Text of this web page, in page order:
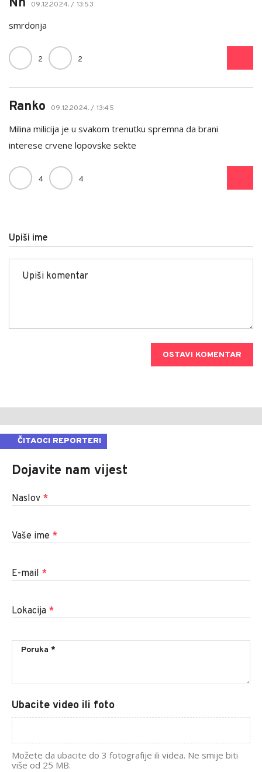
Nn 09.12.2024. / 13:53
smrdonja
2 2
Ranko 09.12.2024. / 13:45
Milina milicija je u svakom trenutku spremna da brani
interese crvene lopovske sekte
4 4
Upiši ime
OSTAVI KOMENTAR
ČITAOCI REPORTERI
Dojavite nam vijest
Naslov *
Vaše ime *
E-mail *
Lokacija *
Ubacite video ili foto
Možete da ubacite do 3 fotografije ili videa. Ne smije biti
više od 25 MB.